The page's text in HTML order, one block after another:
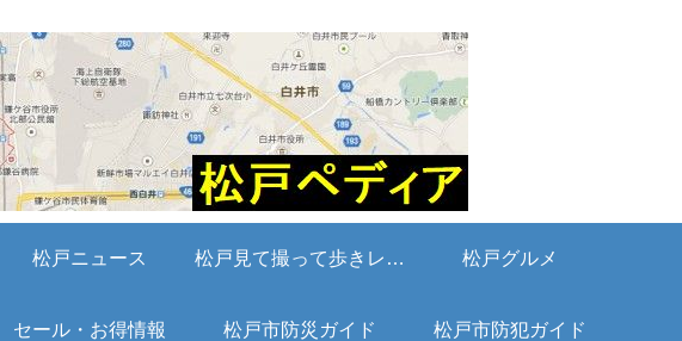
松戸ニュース 松戸見て撮って歩きレポート 松戸グルメ
セール・お得情報 松戸市防災ガイド 松戸市防犯ガイド